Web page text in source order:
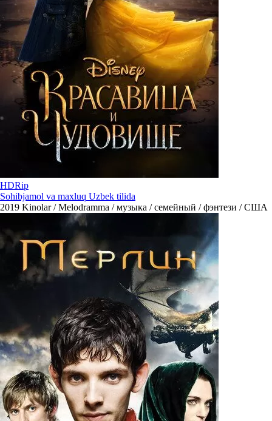
HDRip
Sohibjamol va maxluq Uzbek tilida
2019 Kinolar / Melodramma / музыка / семейный / фэнтези / США